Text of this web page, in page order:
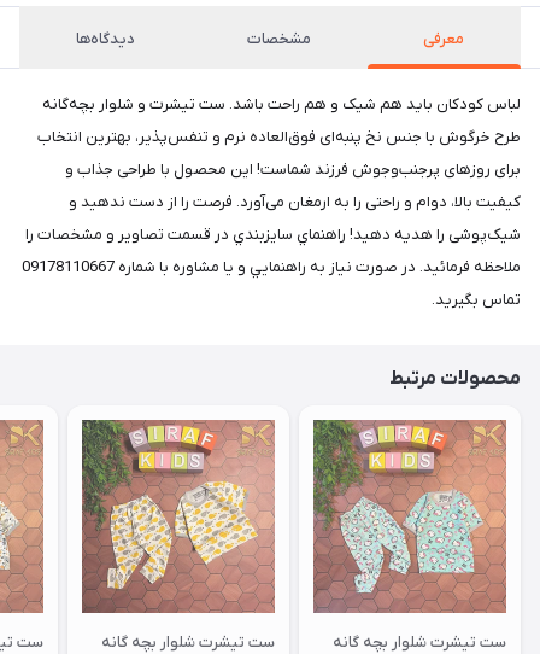
معرفی مشخصات دیدگاه‌ها
لباس کودکان باید هم شیک و هم راحت باشد. ست تیشرت و شلوار بچه‌گانه
طرح خرگوش با جنس نخ پنبه‌ای فوق‌العاده نرم و تنفس‌پذیر، بهترین انتخاب
برای روزهای پرجنب‌وجوش فرزند شماست! این محصول با طراحی جذاب و
کیفیت بالا، دوام و راحتی را به ارمغان می‌آورد. فرصت را از دست ندهید و
شیک‌پوشی را هدیه دهید! راهنماي سايزبندي در قسمت تصاوير و مشخصات را
ملاحظه فرمائيد. در صورت نياز به راهنمايي و يا مشاوره با شماره 09178110667
تماس بگيريد.
محصولات مرتبط
ست تیشرت شلوار بچه گانه
ست تیشرت شلوار بچه گانه
ست